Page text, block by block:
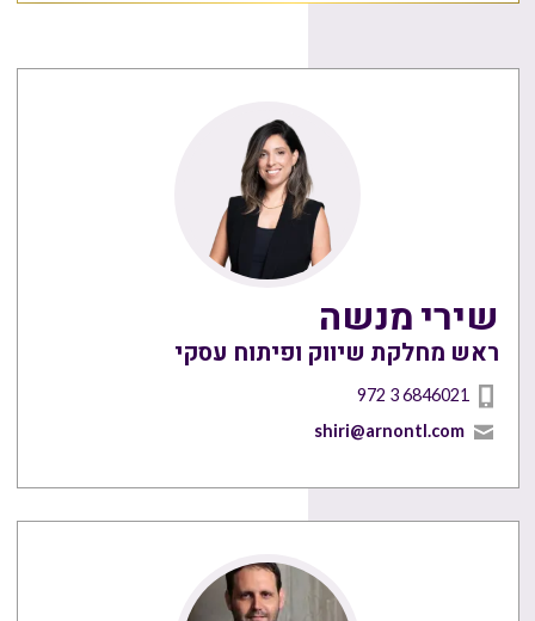
שירי מנשה
ראש מחלקת שיווק ופיתוח עסקי
972 3 6846021
shiri@arnontl.com